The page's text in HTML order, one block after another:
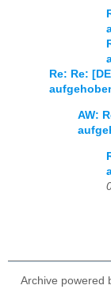
Re: Re:
AW:
Archive powered